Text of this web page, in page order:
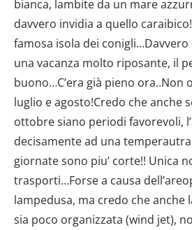
bianca, lambite da un mare
davvero invidia a quello
famosa isola dei conigli…Davvero
una vacanza molto riposante, il
buono…C’era già pieno ora..Non
luglio e agosto!Credo che anche
ottobre siano periodi favorevoli,
decisamente ad una
giornate sono piu’ corte!! Unica
trasporti…Forse a causa
lampedusa, ma credo che anche
sia poco organizzata (wind jet),